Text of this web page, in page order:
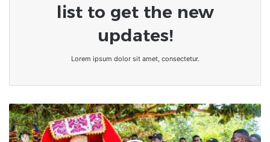
list to get the new
updates!
Lorem ipsum dolor sit amet, consectetur.
Bénin
|
Les